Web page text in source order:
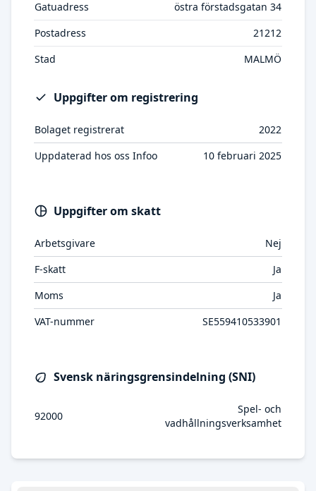
Gatuadress
östra förstadsgatan 34
Postadress
21212
Stad
MALMÖ
Uppgifter om registrering
Bolaget registrerat
2022
Uppdaterad hos oss Infoo
10 februari 2025
Uppgifter om skatt
Arbetsgivare
Nej
F-skatt
Ja
Moms
Ja
VAT-nummer
SE559410533901
Svensk näringsgrensindelning (SNI)
92000
Spel- och
vadhållningsverksamhet